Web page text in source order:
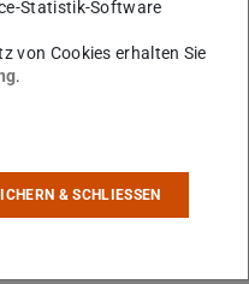
Statistik-Software
von Cookies erhalten Sie
.
& SCHLIESSEN